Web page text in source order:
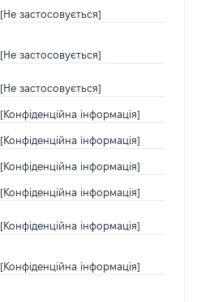
[Не застосовується]
[Не застосовується]
[Не застосовується]
[Конфіденційна інформація]
[Конфіденційна інформація]
[Конфіденційна інформація]
[Конфіденційна інформація]
[Конфіденційна інформація]
[Конфіденційна інформація]